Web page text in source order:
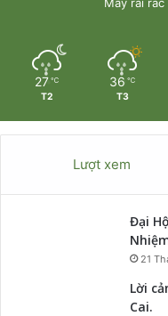
27 ℃
T2
36 ℃
T3
Lượt xem
Đại
21
Lời
Cai.